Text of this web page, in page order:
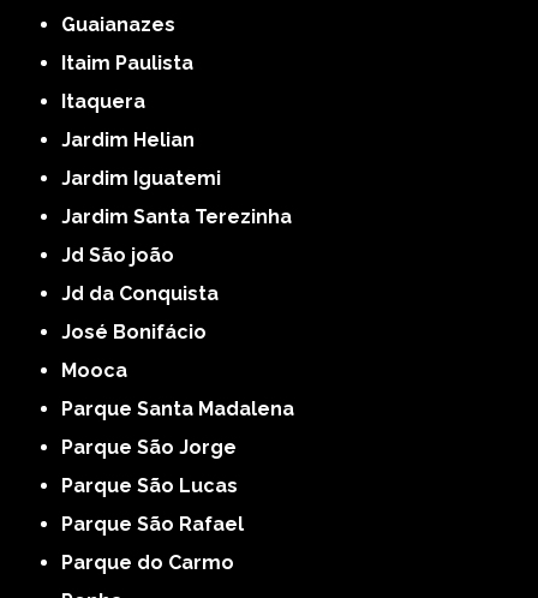
Guaianazes
Itaim Paulista
Itaquera
Jardim Helian
Jardim Iguatemi
Jardim Santa Terezinha
Jd São joão
Jd da Conquista
José Bonifácio
Mooca
Parque Santa Madalena
Parque São Jorge
Parque São Lucas
Parque São Rafael
Parque do Carmo